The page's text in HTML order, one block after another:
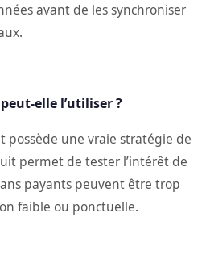
avant de les synchroniser
elle l’utiliser ?
possède une vraie stratégie de
permet de tester l’intérêt de
payants peuvent être trop
faible ou ponctuelle.